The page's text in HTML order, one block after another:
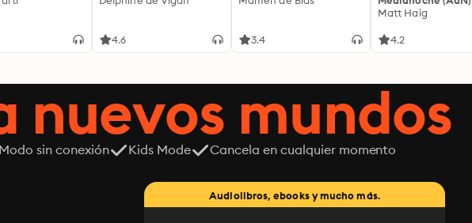
4.6 3.4
Matt Haig
4.2
nuevos mundos
Modo sin conexión Kids Mode Cancela en cualquier momento
Audiolibros, ebooks y mucho más.